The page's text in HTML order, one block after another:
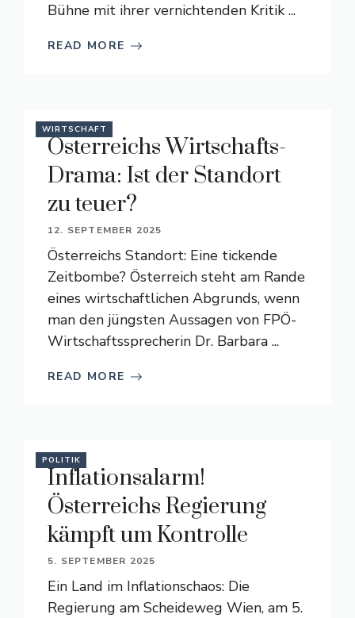
Bühne mit ihrer vernichtenden Kritik ...
READ MORE
WIRTSCHAFT
Österreichs Wirtschafts-
Drama: Ist der Standort
zu teuer?
12. SEPTEMBER 2025
Österreichs Standort: Eine tickende
Zeitbombe? Österreich steht am Rande
eines wirtschaftlichen Abgrunds, wenn
man den jüngsten Aussagen von FPÖ-
Wirtschaftssprecherin Dr. Barbara ...
READ MORE
POLITIK
Inflationsalarm!
Österreichs Regierung
kämpft um Kontrolle
5. SEPTEMBER 2025
Ein Land im Inflationschaos: Die
Regierung am Scheideweg Wien, am 5.